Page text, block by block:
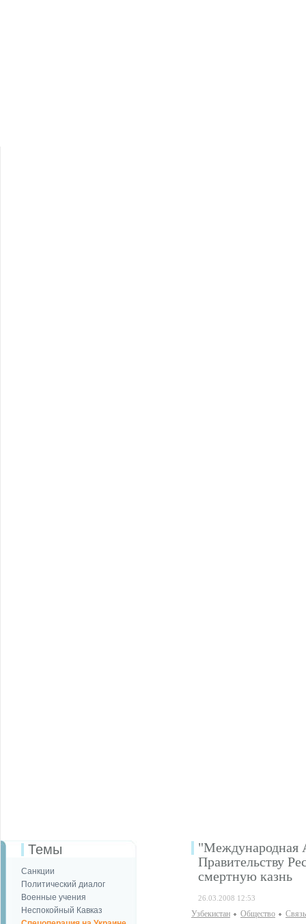
Темы
Санкции
Политический диалог
Военные учения
Неспокойный Кавказ
"Международная
Правительству
смертную казнь
26.03.2008 12:53
Узбекистан Общество